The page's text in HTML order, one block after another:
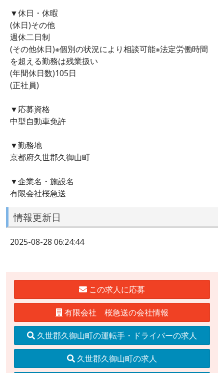
▼休日・休暇
(休日)その他
週休二日制
(その他休日)※個別の状況により相談可能※法定労働時間
を超える勤務は残業扱い
(年間休日数)105日
(正社員)
▼応募資格
中型自動車免許
▼勤務地
京都府久世郡久御山町
▼企業名・施設名
有限会社桜急送
情報更新日
2025-08-28 06:24:44
この求人に応募
有限会社 桜急送の会社情報
久世郡久御山町の運転手・ドライバーの求人
久世郡久御山町の求人